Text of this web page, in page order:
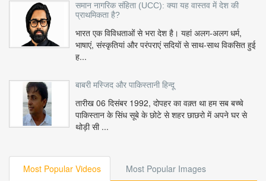
समान नागरिक संहिता (UCC): क्या यह वास्तव में देश की
प्राथमिकता है?
भारत एक विविधताओं से भरा देश है। यहां अलग-अलग धर्म,
भाषाएं, संस्कृतियां और परंपराएं सदियों से साथ-साथ विकसित हुई
ह...
बाबरी मस्जिद और पाकिस्तानी हिन्दू
तारीख 06 दिसंबर 1992, दोपहर का वक़्त था हम सब बच्चे
पाकिस्तान के सिंध सूबे के छोटे से शहर छाछरो में अपने घर से
थोड़ी सी ...
Most Popular Videos Most Popular Images